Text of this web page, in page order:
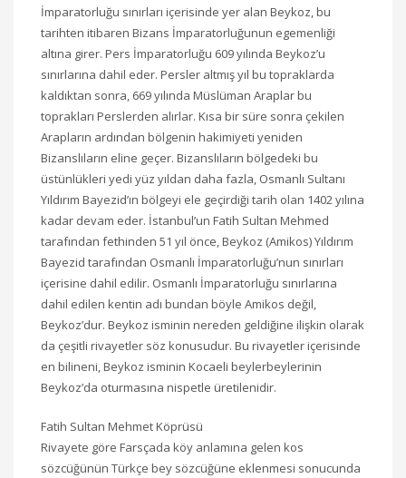
İmparatorluğu sınırları içerisinde yer alan Beykoz, bu
tarihten itibaren Bizans İmparatorluğunun egemenliği
altına girer. Pers İmparatorluğu 609 yılında Beykoz’u
sınırlarına dahil eder. Persler altmış yıl bu topraklarda
kaldıktan sonra, 669 yılında Müslüman Araplar bu
toprakları Perslerden alırlar. Kısa bir süre sonra çekilen
Arapların ardından bölgenin hakimiyeti yeniden
Bizanslıların eline geçer. Bizanslıların bölgedeki bu
üstünlükleri yedi yüz yıldan daha fazla, Osmanlı Sultanı
Yıldırım Bayezid’ın bölgeyi ele geçirdiği tarih olan 1402 yılına
kadar devam eder. İstanbul’un Fatih Sultan Mehmed
tarafından fethinden 51 yıl önce, Beykoz (Amikos) Yıldırım
Bayezid tarafından Osmanlı İmparatorluğu’nun sınırları
içerisine dahil edilir. Osmanlı İmparatorluğu sınırlarına
dahil edilen kentin adı bundan böyle Amikos değil,
Beykoz’dur. Beykoz isminin nereden geldiğine ilişkin olarak
da çeşitli rivayetler söz konusudur. Bu rivayetler içerisinde
en bilineni, Beykoz isminin Kocaeli beylerbeylerinin
Beykoz’da oturmasına nispetle üretilenidir.
Fatih Sultan Mehmet Köprüsü
Rivayete göre Farsçada köy anlamına gelen kos
sözcüğünün Türkçe bey sözcüğüne eklenmesi sonucunda